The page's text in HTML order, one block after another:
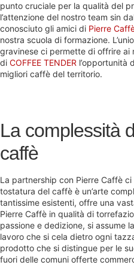
punto cruciale per la qualità del
l’attenzione del nostro team sin
conosciuto gli amici di Pierre
nostra scuola di formazione.
gravinese ci permette di offrire ai
di COFFEE TENDER l’opportunità
migliori caffè del territorio.
La complessità
caffè
La partnership con Pierre Caffè
tostatura del caffè è un’arte
tantissime esistenti, offre una
Pierre Caffè in qualità di
passione e dedizione, si assume
lavoro che si cela dietro ogni
prodotto che si distingue per le
fuori delle comuni offerte